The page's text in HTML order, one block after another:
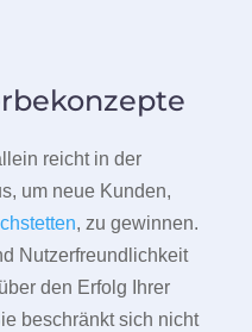
reicht in der
um neue Kunden,
, zu gewinnen.
Nutzerfreundlichkeit
den Erfolg Ihrer
beschränkt sich nicht